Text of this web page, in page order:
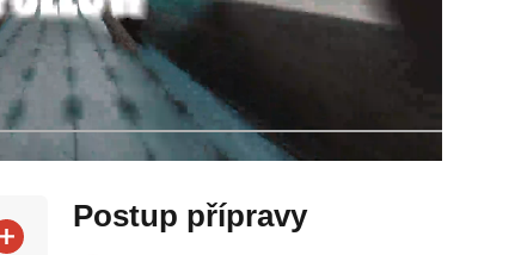
Postup přípravy